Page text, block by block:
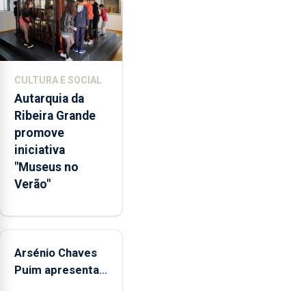
de
euros
e
abrange
respostas
habitacionais,
anunciou
o
Governo
Regional.
CULTURA E SOCIAL
Autarquia da
Ribeira Grande
promove
iniciativa
"Museus no
Verão"
Arsénio Chaves
Puim apresenta